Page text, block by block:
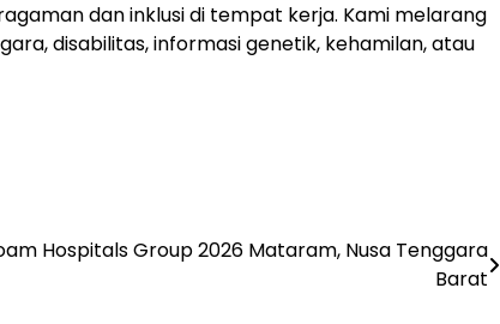
dan inklusi di tempat kerja. Kami melarang
disabilitas, informasi genetik, kehamilan, atau
Hospitals Group 2026 Mataram, Nusa Tenggara
Barat